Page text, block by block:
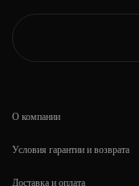
О компании
Условия гарантии и возврата
Доставка и оплата